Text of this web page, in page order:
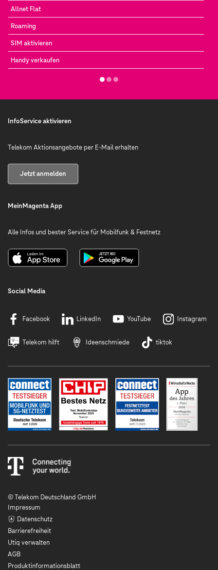
Allnet Flat
Roaming
SIM aktivieren
Handy verkaufen
InfoService aktivieren
Telekom Aktionsangebote per E-Mail erhalten
Jetzt anmelden
MeinMagenta App
Alle Infos und bester Service für Mobilfunk & Festnetz
Social Media
Facebook LinkedIn YouTube Instagram
Telekom hilft Ideenschmiede tiktok
© Telekom Deutschland GmbH
Impressum
Datenschutz
Barrierefreiheit
Utiq verwalten
AGB
Produktinformationsblatt